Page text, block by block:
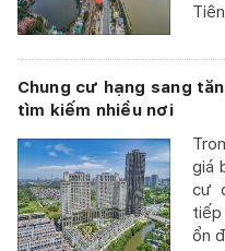
Chung cư hạng sang
tìm kiếm nhiều nơi
giá
cư
ổn